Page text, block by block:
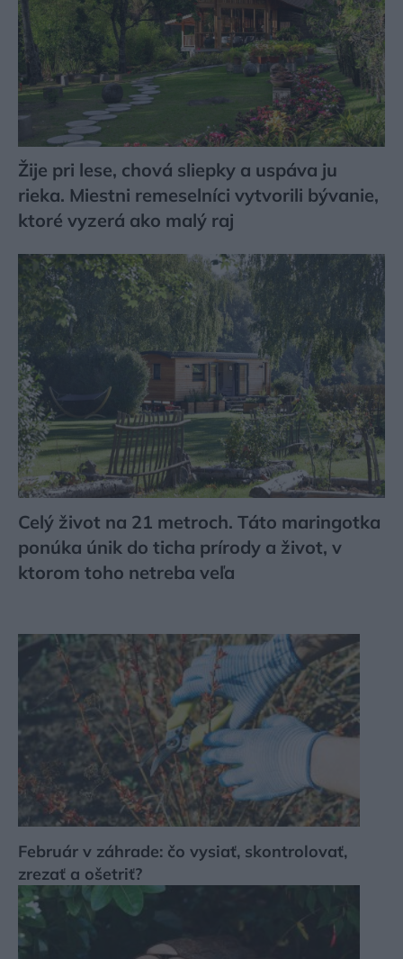
Žije pri lese, chová sliepky a uspáva ju
rieka. Miestni remeselníci vytvorili bývanie,
ktoré vyzerá ako malý raj
Celý život na 21 metroch. Táto maringotka
ponúka únik do ticha prírody a život, v
ktorom toho netreba veľa
Február v záhrade: čo vysiať, skontrolovať,
zrezať a ošetriť?